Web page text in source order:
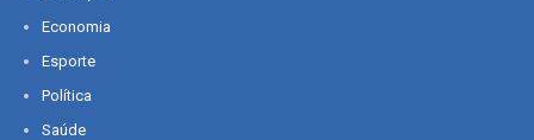
Economia
Esporte
Política
Saúde